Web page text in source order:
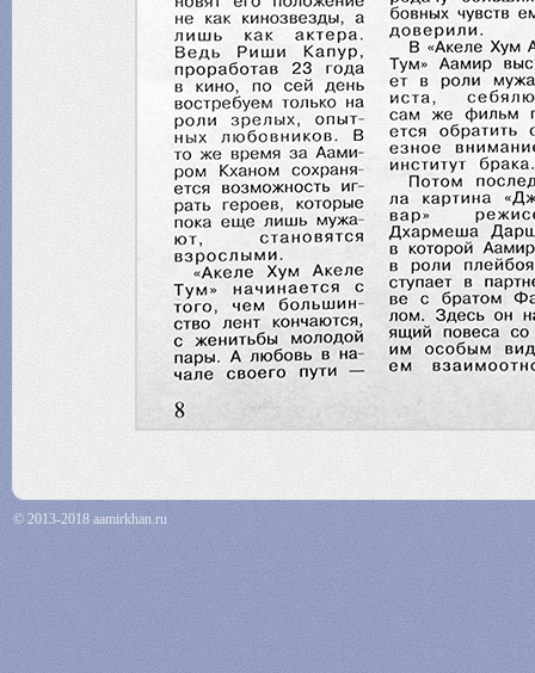
© 2013-2018 aamirkhan.ru